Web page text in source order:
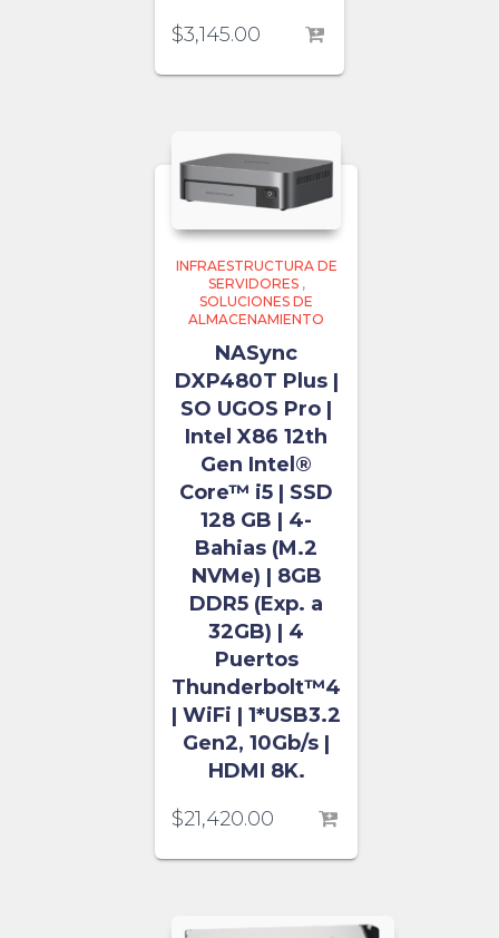
$3,145.00
INFRAESTRUCTURA DE
SERVIDORES,
SOLUCIONES DE
ALMACENAMIENTO
NASync
DXP480T Plus |
SO UGOS Pro |
Intel X86 12th
Gen Intel®
Core™ i5 | SSD
128 GB | 4-
Bahias (M.2
NVMe) | 8GB
DDR5 (Exp. a
32GB) | 4
Puertos
Thunderbolt™4
| WiFi | 1*USB3.2
Gen2, 10Gb/s |
HDMI 8K.
$21,420.00